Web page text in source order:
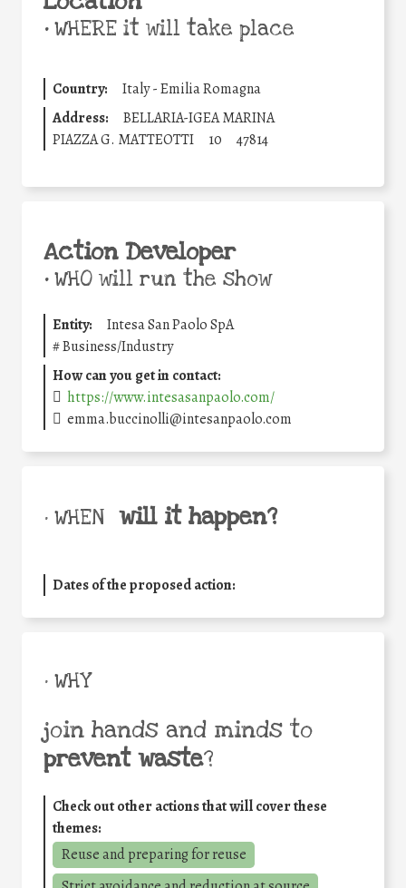
•WHERE it will take place
Country:
Italy - Emilia Romagna
Address:
BELLARIA-IGEA MARINA
PIAZZA G. MATTEOTTI
10 47814
Action Developer
•WHO will run the show
Entity:
Intesa San Paolo SpA
#Business/Industry
How can you get in contact:
https://www.intesasanpaolo.com/
emma.buccinolli@intesanpaolo.com
• WHEN will it happen?
Dates of the proposed action:
• WHY
join hands and minds to
prevent waste?
Check out other actions that will cover these
themes:
Reuse and preparing for reuse